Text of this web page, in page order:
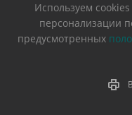
Используем
персонализации
предусмотренных